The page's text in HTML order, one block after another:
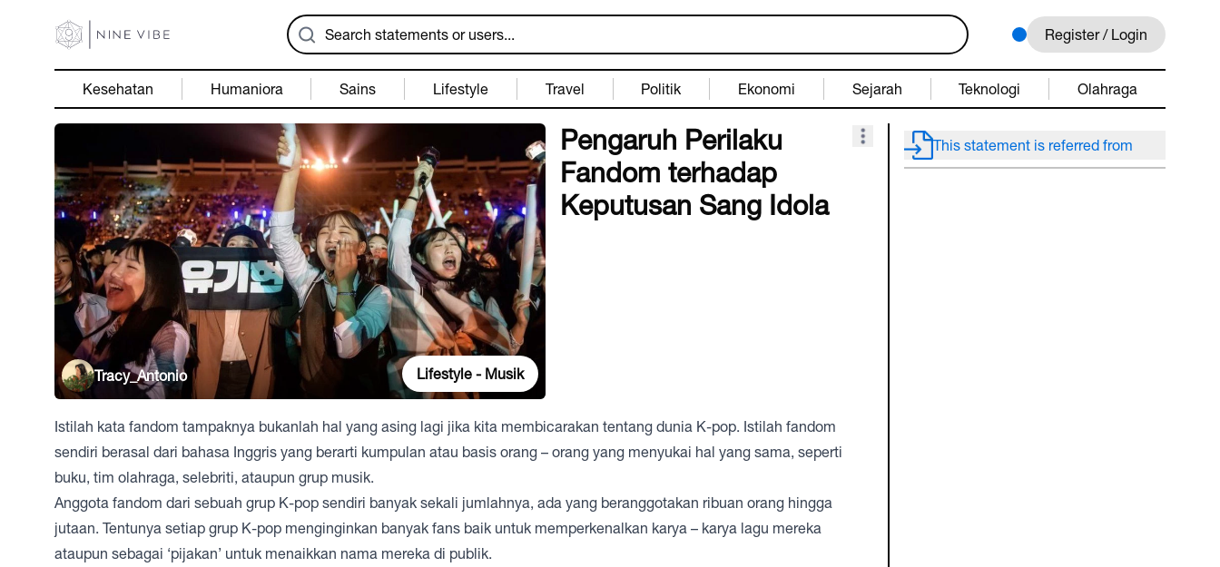
Register / Login
Kesehatan Humaniora Sains Lifestyle Travel Politik Ekonomi Sejarah Teknologi Olahraga
Pengaruh Perilaku
Fandom terhadap
Keputusan Sang Idola
Tracy_Antonio Lifestyle - Musik
Istilah kata fandom tampaknya bukanlah hal yang asing lagi jika kita membicarakan tentang dunia K-pop. Istilah fandom
sendiri berasal dari bahasa Inggris yang berarti kumpulan atau basis orang – orang yang menyukai hal yang sama, seperti
buku, tim olahraga, selebriti, ataupun grup musik.
Anggota fandom dari sebuah grup K-pop sendiri banyak sekali jumlahnya, ada yang beranggotakan ribuan orang hingga
jutaan. Tentunya setiap grup K-pop menginginkan banyak fans baik untuk memperkenalkan karya – karya lagu mereka
ataupun sebagai ‘pijakan’ untuk menaikkan nama mereka di publik.
This statement is referred from